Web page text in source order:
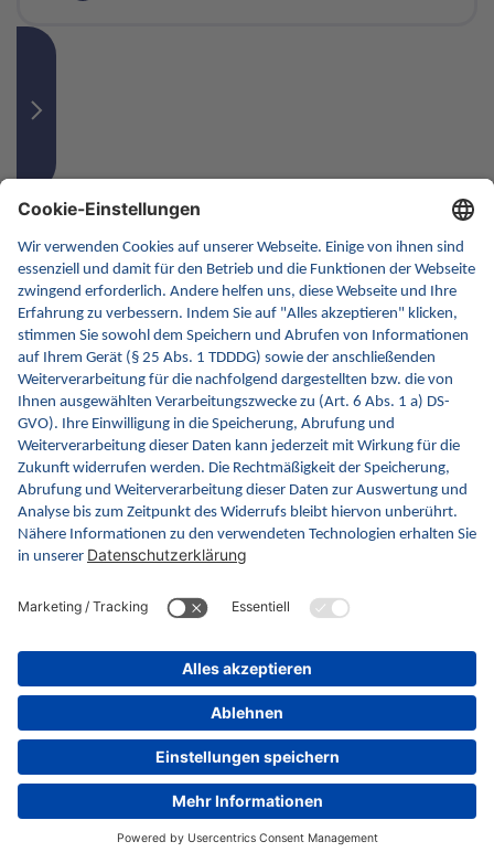
tomedo.air
zollsoft GmbH
Praxen
TI-Scores:
C
ePA B
eMedikationsliste
B
E-Rezept B
eAU
eEB-Verarbeitung